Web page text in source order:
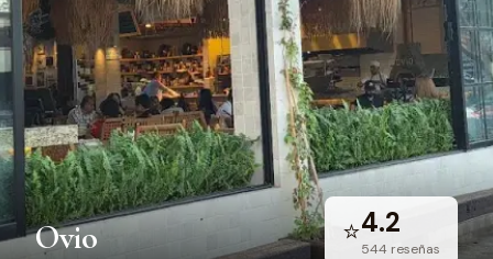
Ovio ⭐4.2
544 reseñas